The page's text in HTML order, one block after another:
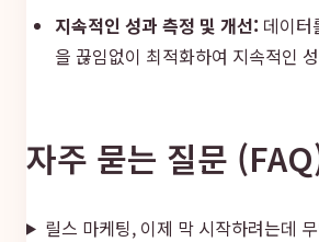
지속적인 성과 측정 및 개선: 데이터
을 끊임없이 최적화하여 지속적인
자주 묻는 질문
릴스 마케팅, 이제 막 시작하려는데